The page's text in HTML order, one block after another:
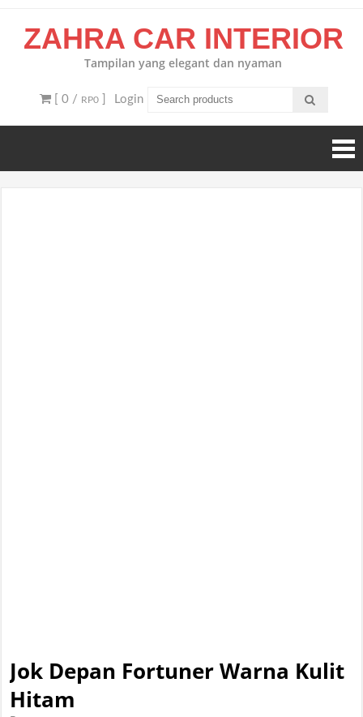
ZAHRA CAR INTERIOR
Tampilan yang elegant dan nyaman
[ 0 / RP0] Login
Jok Depan Fortuner Warna Kulit
Hitam